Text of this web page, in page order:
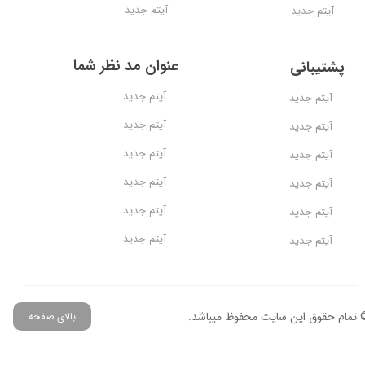
آیتم جدید
آیتم جدید
عنوان مد نظر شما
آیتم جدید
آیتم جدید
آیتم جدید
آیتم جدید
آیتم جدید
آیتم جدید
پشتیبانی
آیتم جدید
آیتم جدید
آیتم جدید
آیتم جدید
آیتم جدید
آیتم جدید
تمام حقوق این سایت محفوظ میباشد. بالای صفحه